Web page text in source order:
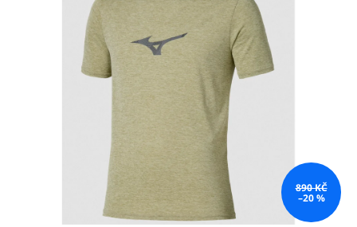
hvězdiček.
890 KČ
–20 %